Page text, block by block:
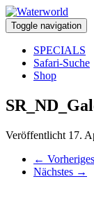
Toggle navigation
SPECIALS
Safari-Suche
Shop
Veröffentlicht 17.
← Vorheriges
Nächstes →